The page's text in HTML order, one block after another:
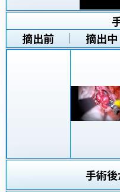
摘出前
摘出中
手術